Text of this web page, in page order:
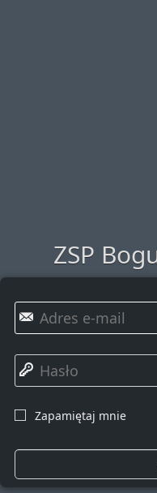
ZSP
✉
🔑
Zapamiętaj mnie